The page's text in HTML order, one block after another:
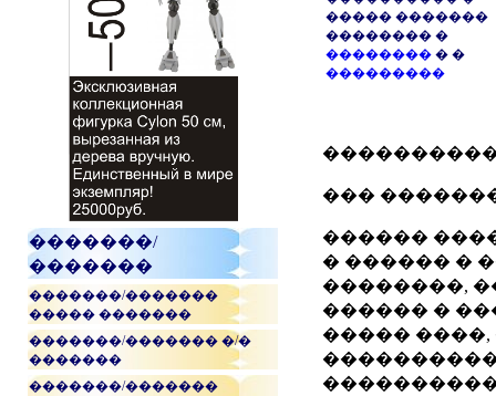
�������/
�������
�������/�������
����� �������
�������/������� �/�
�������
�������/�������
����� �������
�������� �
�������� � �
���������
���
������
� ������ �
��������,
������ �
�����